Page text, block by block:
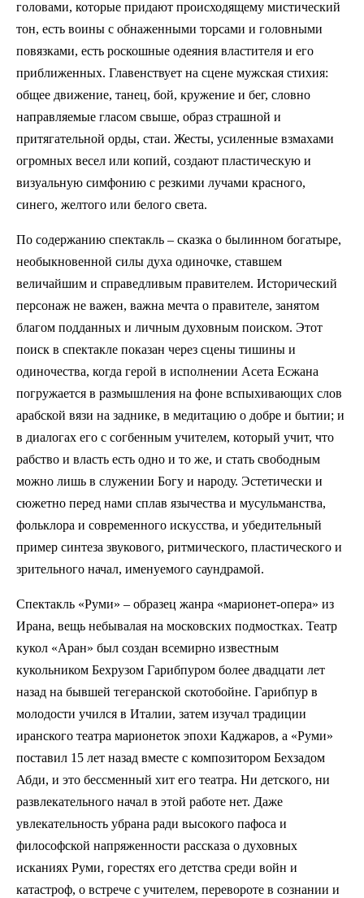
головами, которые придают происходящему мистический
тон, есть воины с обнаженными торсами и головными
повязками, есть роскошные одеяния властителя и его
приближенных. Главенствует на сцене мужская стихия:
общее движение, танец, бой, кружение и бег, словно
направляемые гласом свыше, образ страшной и
притягательной орды, стаи. Жесты, усиленные взмахами
огромных весел или копий, создают пластическую и
визуальную симфонию с резкими лучами красного,
синего, желтого или белого света.
По содержанию спектакль – сказка о былинном богатыре,
необыкновенной силы духа одиночке, ставшем
величайшим и справедливым правителем. Исторический
персонаж не важен, важна мечта о правителе, занятом
благом подданных и личным духовным поиском. Этот
поиск в спектакле показан через сцены тишины и
одиночества, когда герой в исполнении Асета Есжана
погружается в размышления на фоне вспыхивающих слов
арабской вязи на заднике, в медитацию о добре и бытии; и
в диалогах его с согбенным учителем, который учит, что
рабство и власть есть одно и то же, и стать свободным
можно лишь в служении Богу и народу. Эстетически и
сюжетно перед нами сплав язычества и мусульманства,
фольклора и современного искусства, и убедительный
пример синтеза звукового, ритмического, пластического и
зрительного начал, именуемого саундрамой.
Спектакль «Руми» – образец жанра «марионет-опера» из
Ирана, вещь небывалая на московских подмостках. Театр
кукол «Аран» был создан всемирно известным
кукольником Бехрузом Гарибпуром более двадцати лет
назад на бывшей тегеранской скотобойне. Гарибпур в
молодости учился в Италии, затем изучал традиции
иранского театра марионеток эпохи Каджаров, а «Руми»
поставил 15 лет назад вместе с композитором Бехзадом
Абди, и это бессменный хит его театра. Ни детского, ни
развлекательного начал в этой работе нет. Даже
увлекательность убрана ради высокого пафоса и
философской напряженности рассказа о духовных
исканиях Руми, горестях его детства среди войн и
катастроф, о встрече с учителем, перевороте в сознании и